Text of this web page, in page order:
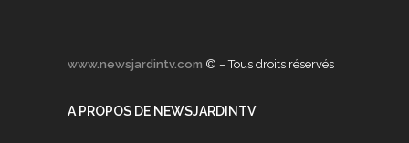
www.newsjardintv.com © – Tous droits réservés
A PROPOS DE NEWSJARDINTV